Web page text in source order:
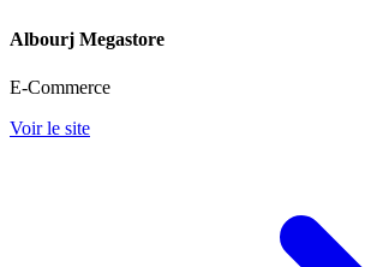
Albourj Megastore
E-Commerce
Voir le site